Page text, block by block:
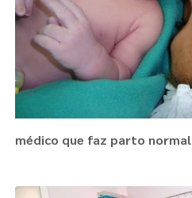
médico que faz parto normal